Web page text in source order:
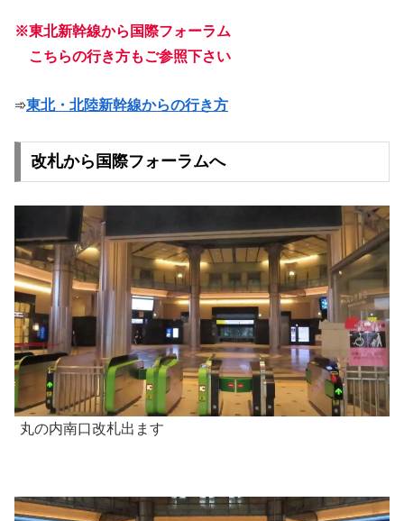
※東北新幹線から国際フォーラム
こちらの行き方もご参照下さい
➾東北・北陸新幹線からの行き方
改札から国際フォーラムへ
丸の内南口改札出ます